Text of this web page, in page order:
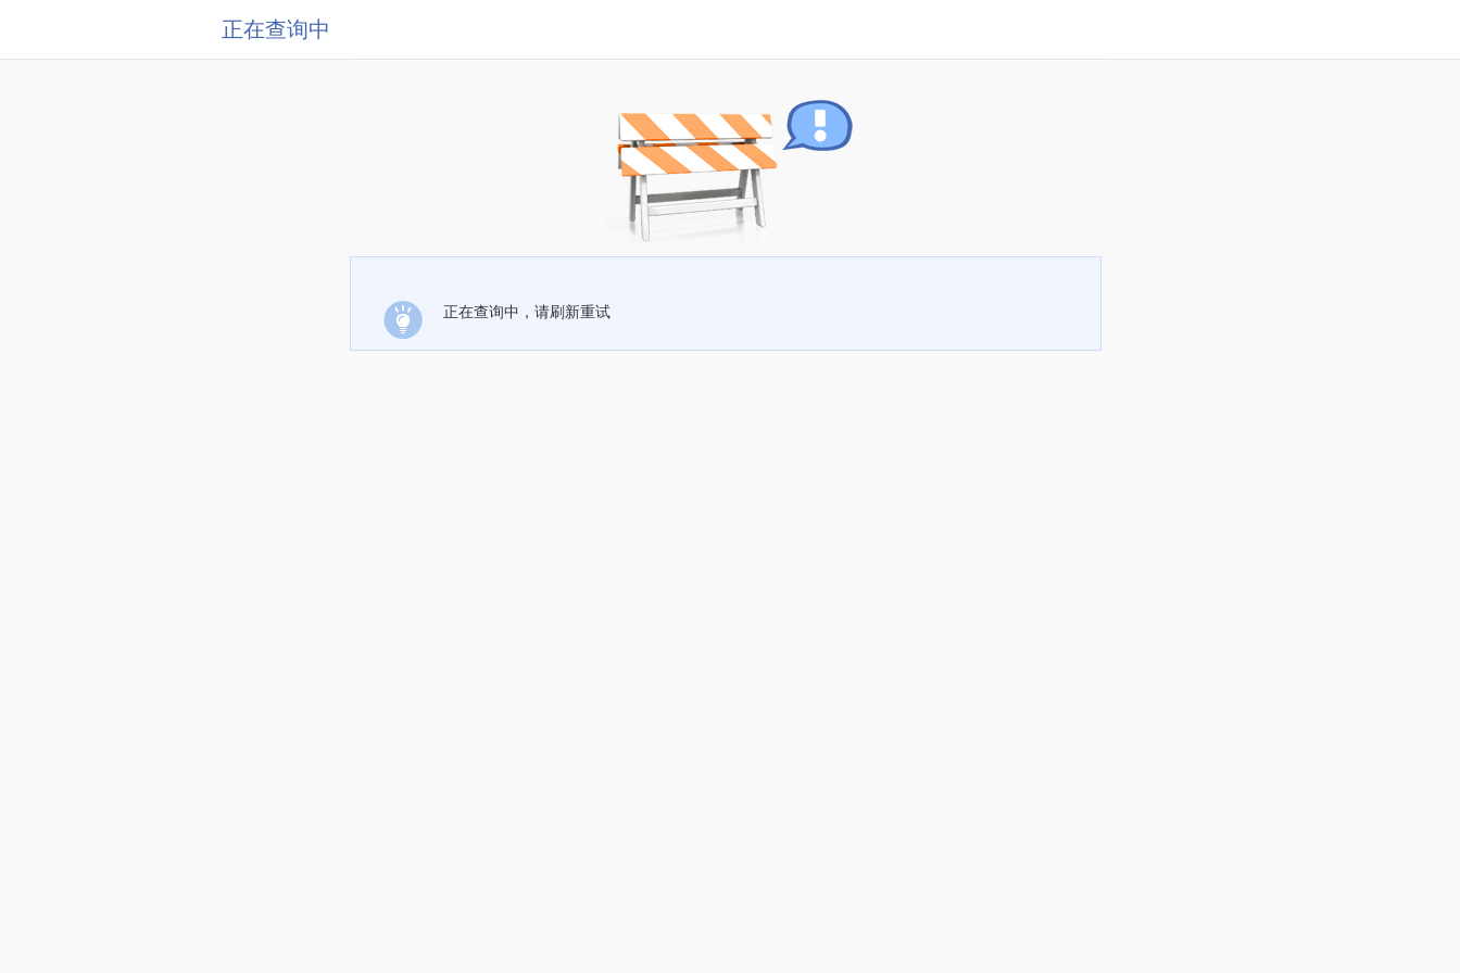
正在查询中
正在查询中，请刷新重试